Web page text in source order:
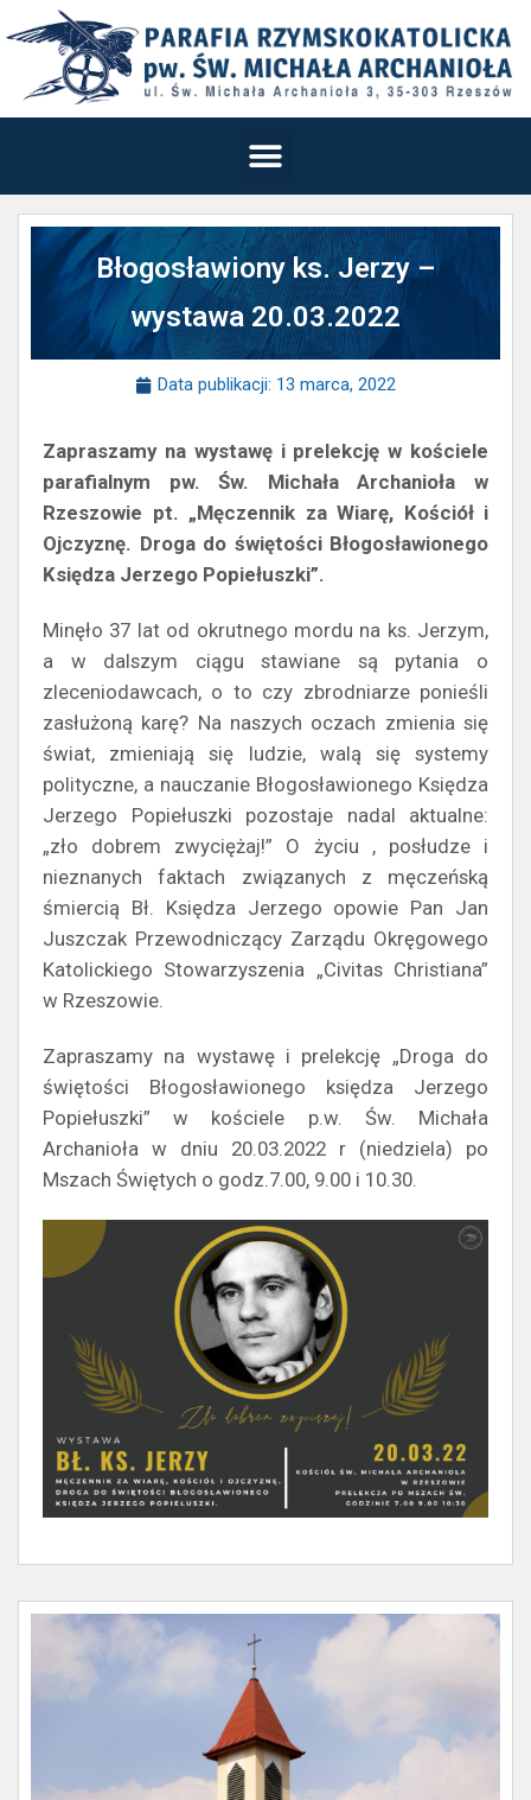
Błogosławiony ks. Jerzy –
wystawa 20.03.2022
Data publikacji: 13 marca, 2022
Zapraszamy na wystawę i prelekcję w kościele
parafialnym pw. Św. Michała Archanioła w
Rzeszowie pt. „Męczennik za Wiarę, Kościół i
Ojczyznę. Droga do świętości Błogosławionego
Księdza Jerzego Popiełuszki”.
Minęło 37 lat od okrutnego mordu na ks. Jerzym,
a w dalszym ciągu stawiane są pytania o
zleceniodawcach, o to czy zbrodniarze ponieśli
zasłużoną karę? Na naszych oczach zmienia się
świat, zmieniają się ludzie, walą się systemy
polityczne, a nauczanie Błogosławionego Księdza
Jerzego Popiełuszki pozostaje nadal aktualne:
„zło dobrem zwyciężaj!” O życiu , posłudze i
nieznanych faktach związanych z męczeńską
śmiercią Bł. Księdza Jerzego opowie Pan Jan
Juszczak Przewodniczący Zarządu Okręgowego
Katolickiego Stowarzyszenia „Civitas Christiana”
w Rzeszowie.
Zapraszamy na wystawę i prelekcję „Droga do
świętości Błogosławionego księdza Jerzego
Popiełuszki” w kościele p.w. Św. Michała
Archanioła w dniu 20.03.2022 r (niedziela) po
Mszach Świętych o godz.7.00, 9.00 i 10.30.